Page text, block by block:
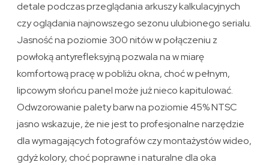
detale podczas przeglądania arkuszy kalkulacyjnych
czy oglądania najnowszego sezonu ulubionego serialu.
Jasność na poziomie 300 nitów w połączeniu z
powłoką antyrefleksyjną pozwala na w miarę
komfortową pracę w pobliżu okna, choć w pełnym,
lipcowym słońcu panel może już nieco kapitulować.
Odwzorowanie palety barw na poziomie 45% NTSC
jasno wskazuje, że nie jest to profesjonalne narzędzie
dla wymagających fotografów czy montażystów wideo,
gdyż kolory, choć poprawne i naturalne dla oka